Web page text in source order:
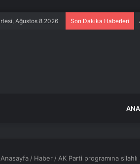
Ağustos 8 2026 Son Dakika Haberleri
Anasayfa / Haber / AK Parti programına silahlı